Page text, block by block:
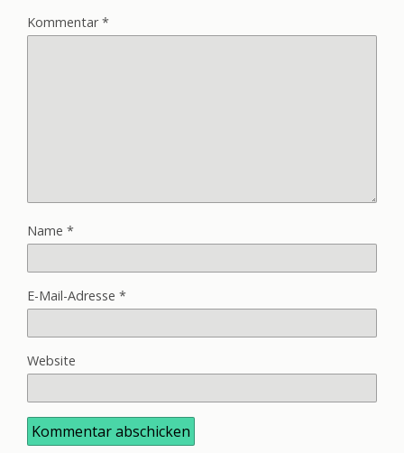
Kommentar*
Name *
E-Mail-Adresse *
Website